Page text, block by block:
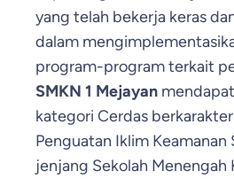
yang telah bekerja keras
dalam
program-program terkait
SMKN 1 Mejayan
kategori Cerdas
Penguatan Iklim Keamanan
jenjang Sekolah Menengah